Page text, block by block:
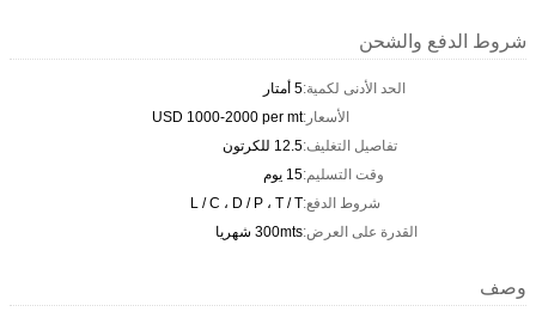
شروط الدفع والشحن
الحد الأدنى لكمية:5 أمتار
الأسعار:USD 1000-2000 per mt
تفاصيل التغليف:12.5 للكرتون
وقت التسليم:15 يوم
شروط الدفع:L / C ، D / P ، T / T
القدرة على العرض:300mts شهريا
وصف